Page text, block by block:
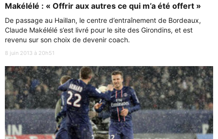
Makélélé : « Offrir aux autres ce qui m’a été offert »
De passage au Haillan, le centre d’entraînement de Bordeaux,
Claude Makélélé s’est livré pour le site des Girondins, et est
revenu sur son choix de devenir coach.
8 juin 2013 à 20h51